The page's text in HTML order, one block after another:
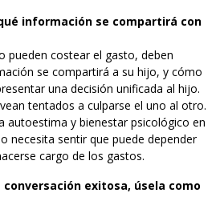
información se compartirá con
pueden costear el gasto, deben
se compartirá a su hijo, y cómo
una decisión unificada al hijo.
tentados a culparse el uno al otro.
autoestima y bienestar psicológico en
necesita sentir que puede depender
cargo de los gastos.
conversación exitosa, úsela como